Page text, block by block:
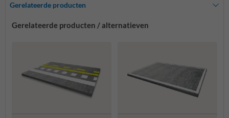
Gerelateerde producten
Gerelateerde producten / alternatieven